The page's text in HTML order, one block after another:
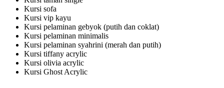
Kursi sofa
Kursi vip kayu
Kursi pelaminan gebyok (putih dan coklat)
Kursi pelaminan minimalis
Kursi pelaminan syahrini (merah dan putih)
Kursi tiffany acrylic
Kursi olivia acrylic
Kursi Ghost Acrylic